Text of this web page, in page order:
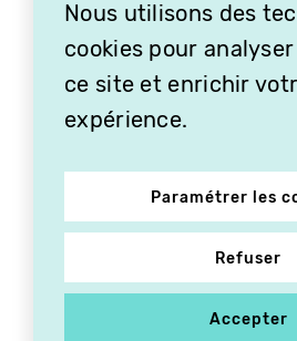
Nous utilisons des
cookies pour
ce site et enrichir
expérience.
Paramétrer les
Refuser
Accepter